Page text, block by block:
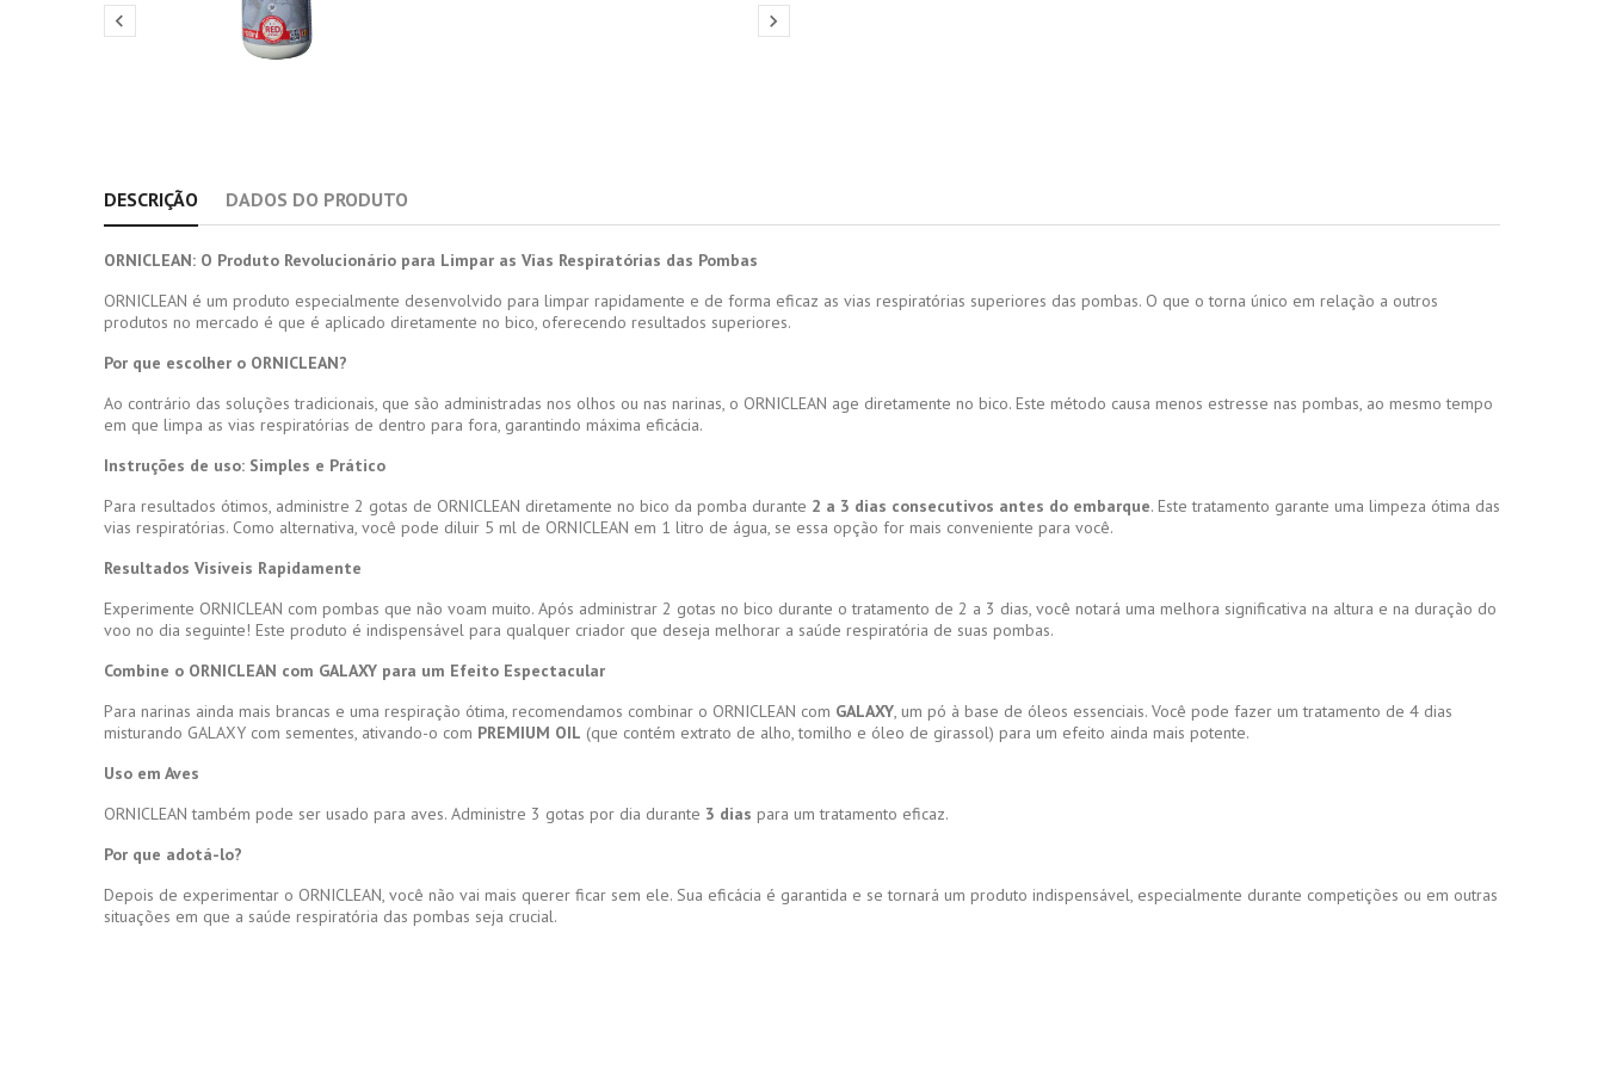
 
DESCRIÇÃO DADOS DO PRODUTO
ORNICLEAN: O Produto Revolucionário para Limpar as Vias Respiratórias das Pombas
ORNICLEAN é um produto especialmente desenvolvido para limpar rapidamente e de forma eficaz as vias respiratórias superiores das pombas. O que o torna único em relação a outros
produtos no mercado é que é aplicado diretamente no bico, oferecendo resultados superiores.
Por que escolher o ORNICLEAN?
Ao contrário das soluções tradicionais, que são administradas nos olhos ou nas narinas, o ORNICLEAN age diretamente no bico. Este método causa menos estresse nas pombas, ao mesmo tempo
em que limpa as vias respiratórias de dentro para fora, garantindo máxima eficácia.
Instruções de uso: Simples e Prático
Para resultados ótimos, administre 2 gotas de ORNICLEAN diretamente no bico da pomba durante 2 a 3 dias consecutivos antes do embarque. Este tratamento garante uma limpeza ótima das
vias respiratórias. Como alternativa, você pode diluir 5 ml de ORNICLEAN em 1 litro de água, se essa opção for mais conveniente para você.
Resultados Visíveis Rapidamente
Experimente ORNICLEAN com pombas que não voam muito. Após administrar 2 gotas no bico durante o tratamento de 2 a 3 dias, você notará uma melhora significativa na altura e na duração do
voo no dia seguinte! Este produto é indispensável para qualquer criador que deseja melhorar a saúde respiratória de suas pombas.
Combine o ORNICLEAN com GALAXY para um Efeito Espectacular
Para narinas ainda mais brancas e uma respiração ótima, recomendamos combinar o ORNICLEAN com GALAXY, um pó à base de óleos essenciais. Você pode fazer um tratamento de 4 dias
misturando GALAXY com sementes, ativando-o com PREMIUM OIL (que contém extrato de alho, tomilho e óleo de girassol) para um efeito ainda mais potente.
Uso em Aves
ORNICLEAN também pode ser usado para aves. Administre 3 gotas por dia durante 3 dias para um tratamento eficaz.
Por que adotá-lo?
Depois de experimentar o ORNICLEAN, você não vai mais querer ficar sem ele. Sua eficácia é garantida e se tornará um produto indispensável, especialmente durante competições ou em outras
situações em que a saúde respiratória das pombas seja crucial.